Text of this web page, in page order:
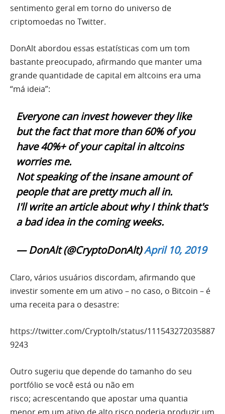
sentimento geral em torno do universo de
criptomoedas no Twitter.
DonAlt abordou essas estatísticas com um tom
bastante preocupado, afirmando que manter uma
grande quantidade de capital em altcoins era uma
“má ideia”:
Everyone can invest however they like
but the fact that more than 60% of you
have 40%+ of your capital in altcoins
worries me.
Not speaking of the insane amount of
people that are pretty much all in.
I'll write an article about why I think that's
a bad idea in the coming weeks.
— DonAlt (@CryptoDonAlt)April 10, 2019
Claro, vários usuários discordam, afirmando que
investir somente em um ativo – no caso, o Bitcoin – é
uma receita para o desastre:
https://twitter.com/CryptoIh/status/111543272035887
9243
Outro sugeriu que depende do tamanho do seu
portfólio se você está ou não em
risco; acrescentando que apostar uma quantia
menor em um ativo de alto risco poderia produzir um